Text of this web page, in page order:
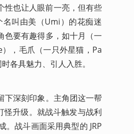
性也让人眼前一亮，但有些
叫由美（Umi）的花痴迷
色要有趣得多，如十月（一
，毛爪（一只外星猫，Pa
各具魅力、引人入胜。
下深刻印象。主角团这一帮
怪升级。就战斗触发与战利
战斗画面采用典型的 JRP